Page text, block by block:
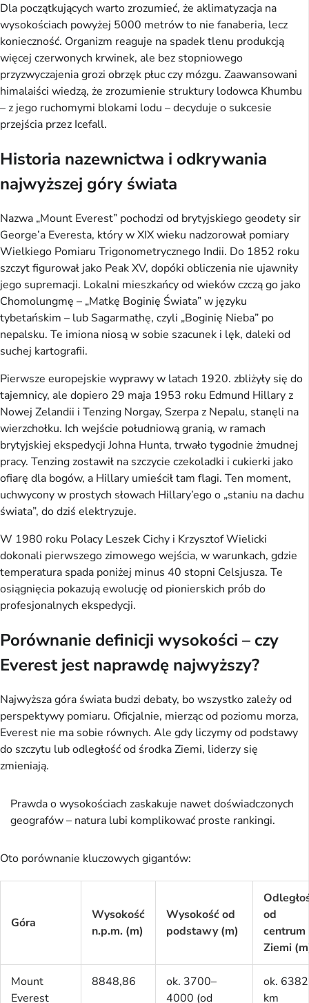
Dla początkujących warto zrozumieć, że aklimatyzacja na
wysokościach powyżej 5000 metrów to nie fanaberia, lecz
konieczność. Organizm reaguje na spadek tlenu produkcją
więcej czerwonych krwinek, ale bez stopniowego
przyzwyczajenia grozi obrzęk płuc czy mózgu. Zaawansowani
himalaiści wiedzą, że zrozumienie struktury lodowca Khumbu
– z jego ruchomymi blokami lodu – decyduje o sukcesie
przejścia przez Icefall.
Historia nazewnictwa i odkrywania
najwyższej góry świata
Nazwa „Mount Everest” pochodzi od brytyjskiego geodety sir
George’a Everesta, który w XIX wieku nadzorował pomiary
Wielkiego Pomiaru Trigonometrycznego Indii. Do 1852 roku
szczyt figurował jako Peak XV, dopóki obliczenia nie ujawniły
jego supremacji. Lokalni mieszkańcy od wieków czczą go jako
Chomolungmę – „Matkę Boginię Świata” w języku
tybetańskim – lub Sagarmathę, czyli „Boginię Nieba” po
nepalsku. Te imiona niosą w sobie szacunek i lęk, daleki od
suchej kartografii.
Pierwsze europejskie wyprawy w latach 1920. zbliżyły się do
tajemnicy, ale dopiero 29 maja 1953 roku Edmund Hillary z
Nowej Zelandii i Tenzing Norgay, Szerpa z Nepalu, stanęli na
wierzchołku. Ich wejście południową granią, w ramach
brytyjskiej ekspedycji Johna Hunta, trwało tygodnie żmudnej
pracy. Tenzing zostawił na szczycie czekoladki i cukierki jako
ofiarę dla bogów, a Hillary umieścił tam flagi. Ten moment,
uchwycony w prostych słowach Hillary’ego o „staniu na dachu
świata”, do dziś elektryzuje.
W 1980 roku Polacy Leszek Cichy i Krzysztof Wielicki
dokonali pierwszego zimowego wejścia, w warunkach, gdzie
temperatura spada poniżej minus 40 stopni Celsjusza. Te
osiągnięcia pokazują ewolucję od pionierskich prób do
profesjonalnych ekspedycji.
Porównanie definicji wysokości – czy
Everest jest naprawdę najwyższy?
Najwyższa góra świata budzi debaty, bo wszystko zależy od
perspektywy pomiaru. Oficjalnie, mierząc od poziomu morza,
Everest nie ma sobie równych. Ale gdy liczymy od podstawy
do szczytu lub odległość od środka Ziemi, liderzy się
zmieniają.
Prawda o wysokościach zaskakuje nawet doświadczonych
geografów – natura lubi komplikować proste rankingi.
Oto porównanie kluczowych gigantów:
Góra
Wysokość
n.p.m. (m)
Wysokość od
podstawy (m)
od
centrum
Ziemi
Mount
Everest
8848,86
ok. 3700–
4000 (od
ok. 6382
km